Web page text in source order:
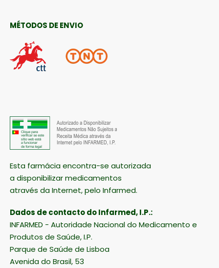
MÉTODOS DE ENVIO
Esta farmácia encontra-se autorizada
a disponibilizar medicamentos
através da Internet, pelo Infarmed.
Dados de contacto do Infarmed, I.P.:
INFARMED - Autoridade Nacional do Medicamento e
Produtos de Saúde, I.P.
Parque de Saúde de Lisboa
Avenida do Brasil, 53